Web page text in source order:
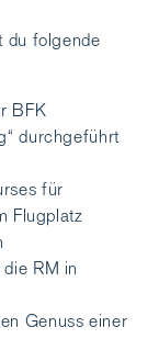
du folgende
BFK
durchgeführt
für
Flugplatz
RM in
Genuss einer